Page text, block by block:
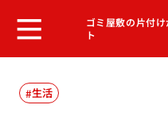
ゴミ屋敷の片付
ト
生活